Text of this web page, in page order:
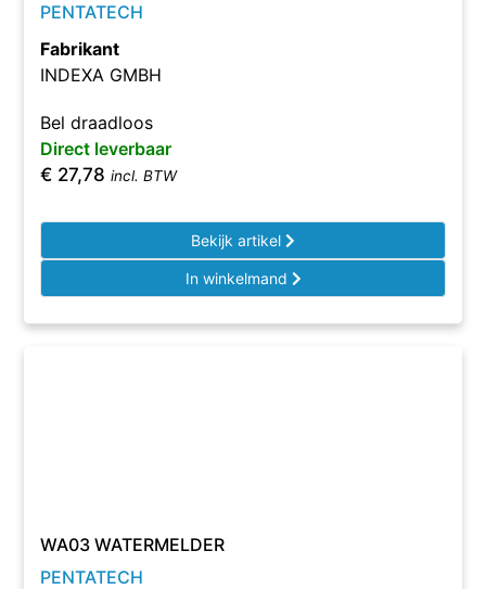
PENTATECH
Fabrikant
INDEXA GMBH
Bel draadloos
Direct leverbaar
€ 27,78 incl. BTW
Bekijk artikel
In winkelmand
WA03 WATERMELDER
PENTATECH